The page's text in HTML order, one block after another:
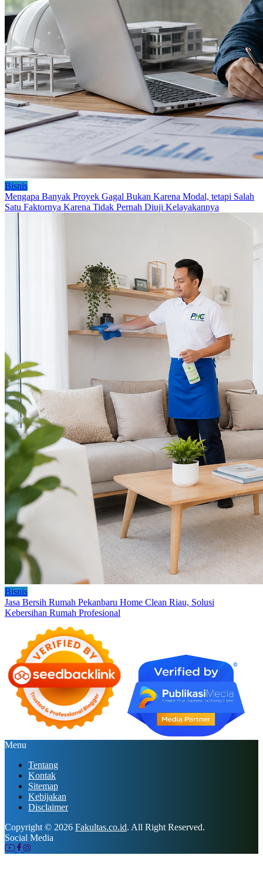
Bisnis
Mengapa Banyak Proyek Gagal Bukan Karena Modal, tetapi Salah
Satu Faktornya Karena Tidak Pernah Diuji Kelayakannya
Bisnis
Jasa Bersih Rumah Pekanbaru Home Clean Riau, Solusi
Kebersihan Rumah Profesional
Menu
Tentang
Kontak
Sitemap
Kebijakan
Disclaimer
Copyright © 2026 Fakultas.co.id. All Right Reserved.
Social Media